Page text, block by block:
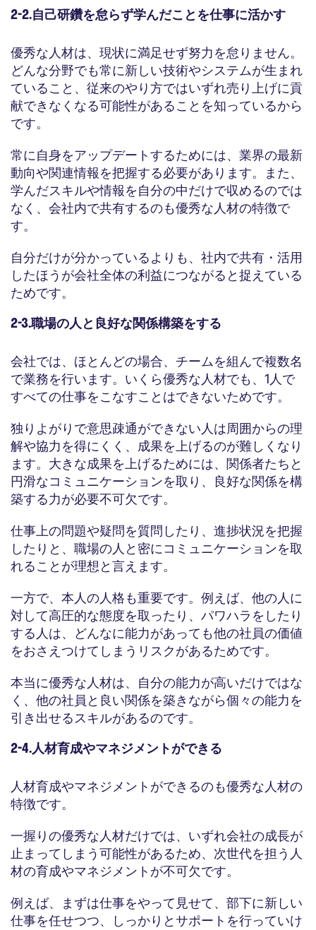
2-2.自己研鑽を怠らず学んだことを仕事に活かす
優秀な人材は、現状に満足せず努力を怠りません。
どんな分野でも常に新しい技術やシステムが生まれ
ていること、従来のやり方ではいずれ売り上げに貢
献できなくなる可能性があることを知っているから
です。
常に自身をアップデートするためには、業界の最新
動向や関連情報を把握する必要があります。また、
学んだスキルや情報を自分の中だけで収めるのでは
なく、会社内で共有するのも優秀な人材の特徴で
す。
自分だけが分かっているよりも、社内で共有・活用
したほうが会社全体の利益につながると捉えている
ためです。
2-3.職場の人と良好な関係構築をする
会社では、ほとんどの場合、チームを組んで複数名
で業務を行います。いくら優秀な人材でも、1人で
すべての仕事をこなすことはできないためです。
独りよがりで意思疎通ができない人は周囲からの理
解や協力を得にくく、成果を上げるのが難しくなり
ます。大きな成果を上げるためには、関係者たちと
円滑なコミュニケーションを取り、良好な関係を構
築する力が必要不可欠です。
仕事上の問題や疑問を質問したり、進捗状況を把握
したりと、職場の人と密にコミュニケーションを取
れることが理想と言えます。
一方で、本人の人格も重要です。例えば、他の人に
対して高圧的な態度を取ったり、パワハラをしたり
する人は、どんなに能力があっても他の社員の価値
をおさえつけてしまうリスクがあるためです。
本当に優秀な人材は、自分の能力が高いだけではな
く、他の社員と良い関係を築きながら個々の能力を
引き出せるスキルがあるのです。
2-4.人材育成やマネジメントができる
人材育成やマネジメントができるのも優秀な人材の
特徴です。
一握りの優秀な人材だけでは、いずれ会社の成長が
止まってしまう可能性があるため、次世代を担う人
材の育成やマネジメントが不可欠です。
例えば、まずは仕事をやって見せて、部下に新しい
仕事を任せつつ、しっかりとサポートを行っていけ